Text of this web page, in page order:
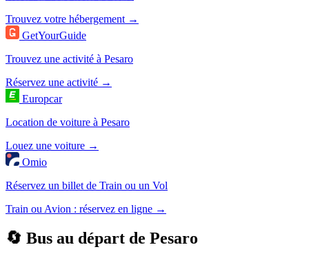
Trouvez votre hébergement →
GetYourGuide
Trouvez une activité à Pesaro
Réservez une activité →
Europcar
Location de voiture à Pesaro
Louez une voiture →
Omio
Réservez un billet de Train ou un Vol
Train ou Avion : réservez en ligne →
🔄 Bus au départ de Pesaro